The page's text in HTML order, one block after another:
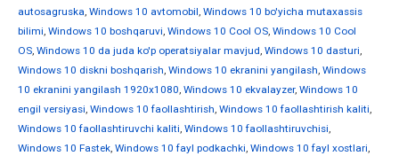
autosagruska, Windows 10 avtomobil, Windows 10 bo'yicha mutaxassis
bilimi, Windows 10 boshqaruvi, Windows 10 Cool OS, Windows 10 Cool
OS, Windows 10 da juda ko'p operatsiyalar mavjud, Windows 10 dasturi,
Windows 10 diskni boshqarish, Windows 10 ekranini yangilash, Windows
10 ekranini yangilash 1920x1080, Windows 10 ekvalayzer, Windows 10
engil versiyasi, Windows 10 faollashtirish, Windows 10 faollashtirish kaliti,
Windows 10 faollashtiruvchi kaliti, Windows 10 faollashtiruvchisi,
Windows 10 Fastek, Windows 10 fayl podkachki, Windows 10 fayl xostlari,